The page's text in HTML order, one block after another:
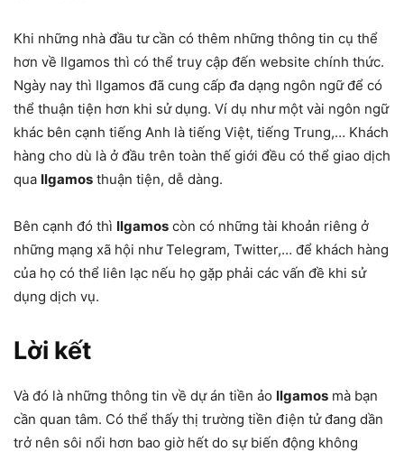
Khi những nhà đầu tư cần có thêm những thông tin cụ thể
hơn về Ilgamos thì có thể truy cập đến website chính thức.
Ngày nay thì Ilgamos đã cung cấp đa dạng ngôn ngữ để có
thể thuận tiện hơn khi sử dụng. Ví dụ như một vài ngôn ngữ
khác bên cạnh tiếng Anh là tiếng Việt, tiếng Trung,… Khách
hàng cho dù là ở đầu trên toàn thế giới đều có thể giao dịch
qua Ilgamos thuận tiện, dễ dàng.
Bên cạnh đó thì Ilgamos còn có những tài khoản riêng ở
những mạng xã hội như Telegram, Twitter,… để khách hàng
của họ có thể liên lạc nếu họ gặp phải các vấn đề khi sử
dụng dịch vụ.
Lời kết
Và đó là những thông tin về dự án tiền ảo Ilgamos mà bạn
cần quan tâm. Có thể thấy thị trường tiền điện tử đang dần
trở nên sôi nổi hơn bao giờ hết do sự biến động không